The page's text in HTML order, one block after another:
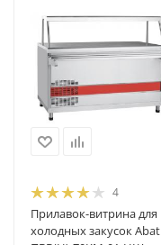
4
Прилавок-витрина для
холодных закусок Abat